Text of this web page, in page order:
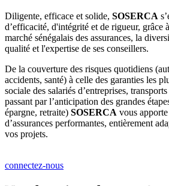
Diligente, efficace et solide, SOSERCA
d’efficacité, d'intégrité et de rigueur, grâce
marché sénégalais des assurances, la
qualité et l'expertise de ses conseillers.
De la couverture des risques quotidiens
accidents, santé) à celle des garanties les
sociale des salariés d’entreprises,
passant par l’anticipation des grandes
épargne, retraite) SOSERCA vous
d’assurances performantes, entièrement
vos projets.
connectez-nous